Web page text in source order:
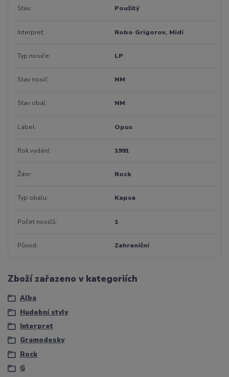
Stav Použitý
Interpret Robo Grigorov, Midi
Typ nosiče LP
Stav nosič NM
Stav obal NM
Label Opus
Rok vydání 1991
Žánr Rock
Typ obalu Kapsa
Počet nosičů 1
Původ Zahraniční
Zboží zařazeno v kategoriích
Alba
Hudební styly
Interpret
Gramodesky
Rock
G